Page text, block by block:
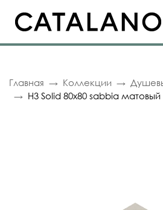
Главная Коллекции
H3 Solid 80x80 sabbia матовый